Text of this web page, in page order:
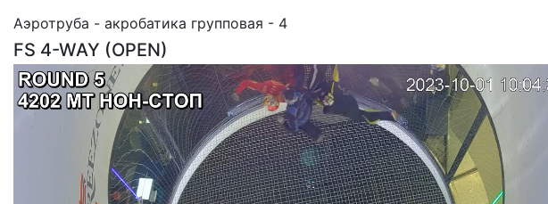
Аэротруба - акробатика групповая - 4
FS 4-WAY (OPEN)